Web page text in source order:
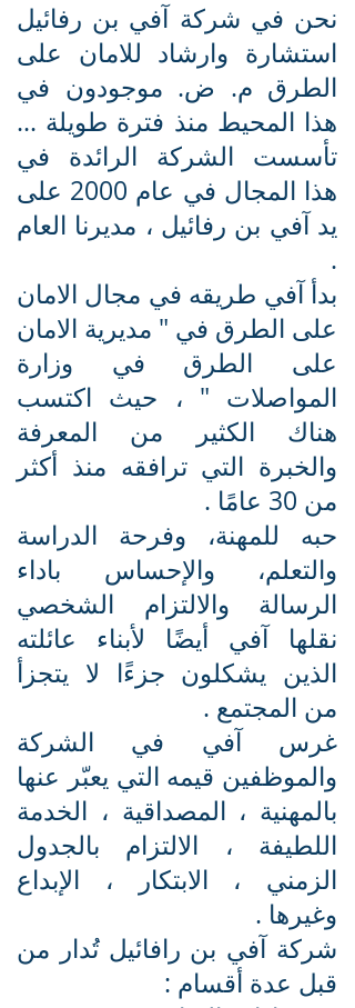
نحن في شركة آفي بن رفائيل
استشارة وارشاد للامان على
الطرق م. ض. موجودون في
هذا المحيط منذ فترة طويلة ...
تأسست الشركة الرائدة في
هذا المجال في عام 2000 على
يد آفي بن رفائيل ، مديرنا العام
.
بدأ آفي طريقه في مجال الامان
على الطرق في " مديرية الامان
على الطرق في وزارة
المواصلات " ، حيث اكتسب
هناك الكثير من المعرفة
والخبرة التي ترافقه منذ أكثر
من 30 عامًا .
حبه للمهنة، وفرحة الدراسة
والتعلم، والإحساس باداء
الرسالة والالتزام الشخصي
نقلها آفي أيضًا لأبناء عائلته
الذين يشكلون جزءًا لا يتجزأ
من المجتمع .
غرس آفي في الشركة
والموظفين قيمه التي يعبّر عنها
بالمهنية ، المصداقية ، الخدمة
اللطيفة ، الالتزام بالجدول
الزمني ، الابتكار ، الإبداع
وغيرها .
شركة آفي بن رافائيل تُدار من
قبل عدة أقسام :